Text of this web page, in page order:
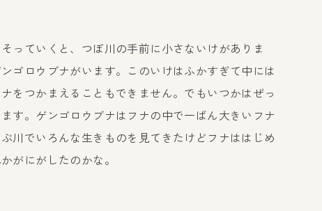
っていくと、つぼ川の手前に小さないけがありま
ゴロウブナがいます。このいけはふかすぎて中には
をつかまえることもできません。でもいつかはぜっ
す。ゲンゴロウブナはフナの中で一ばん大きいフナ
川でいろんな生きものを見てきたけどフナははじめ
がにがしたのかな。